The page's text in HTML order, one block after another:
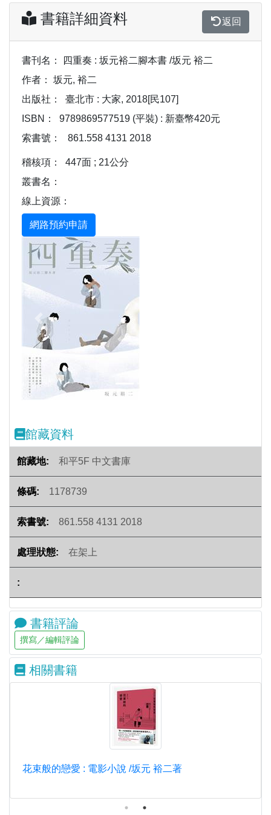
書籍詳細資料 返回
書刊名：
四重奏 : 坂元裕二腳本書 /坂元 裕二
作者：
坂元, 裕二
出版社：
臺北市 : 大家, 2018[民107]
ISBN：
9789869577519 (平裝) : 新臺幣420元
索書號：
861.558 4131 2018
稽核項：
447面 ; 21公分
叢書名：
線上資源：
Previous
館藏資料
和平5F 中文書庫
1178739
861.558 4131 2018
在架上
書籍評論
相關書籍
花束般的戀愛 : 電影小說 /坂元 裕二著